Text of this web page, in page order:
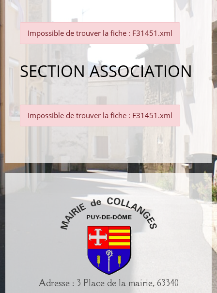
Impossible de trouver la fiche : F31451.xml
SECTION ASSOCIATION
Impossible de trouver la fiche : F31451.xml
Adresse : 3 Place de la mairie, 63340